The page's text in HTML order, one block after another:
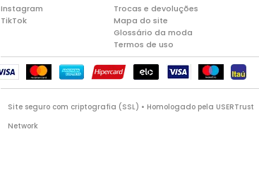
Instagram
TikTok
Trocas e devoluções
Mapa do site
Glossário da moda
Termos de uso
Site seguro com criptografia (SSL) • Homologado pela USERTrust
Network